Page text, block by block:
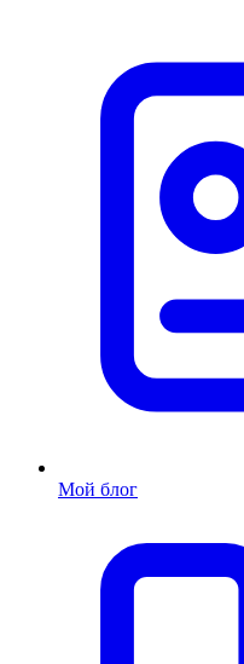
Мой блог